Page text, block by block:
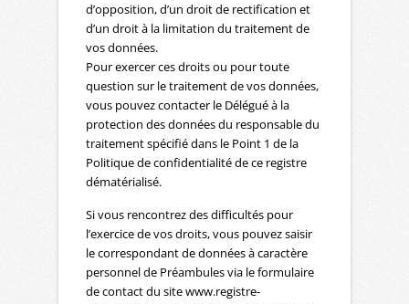
d’opposition, d’un droit de rectification et
d’un droit à la limitation du traitement de
vos données.
Pour exercer ces droits ou pour toute
question sur le traitement de vos données,
vous pouvez contacter le Délégué à la
protection des données du responsable du
traitement spécifié dans le Point 1 de la
Politique de confidentialité de ce registre
dématérialisé.
Si vous rencontrez des difficultés pour
l’exercice de vos droits, vous pouvez saisir
le correspondant de données à caractère
personnel de Préambules via le formulaire
de contact du site www.registre-